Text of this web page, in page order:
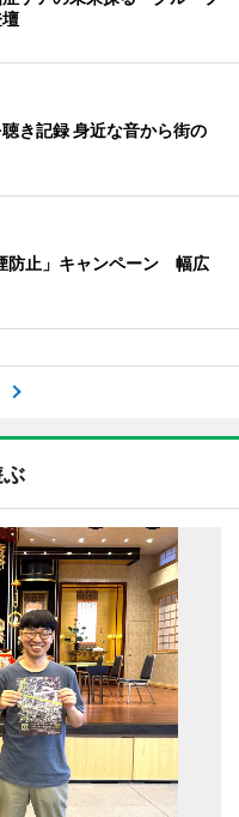
き記録 身近な音から街の
防止」キャンペーン 幅広